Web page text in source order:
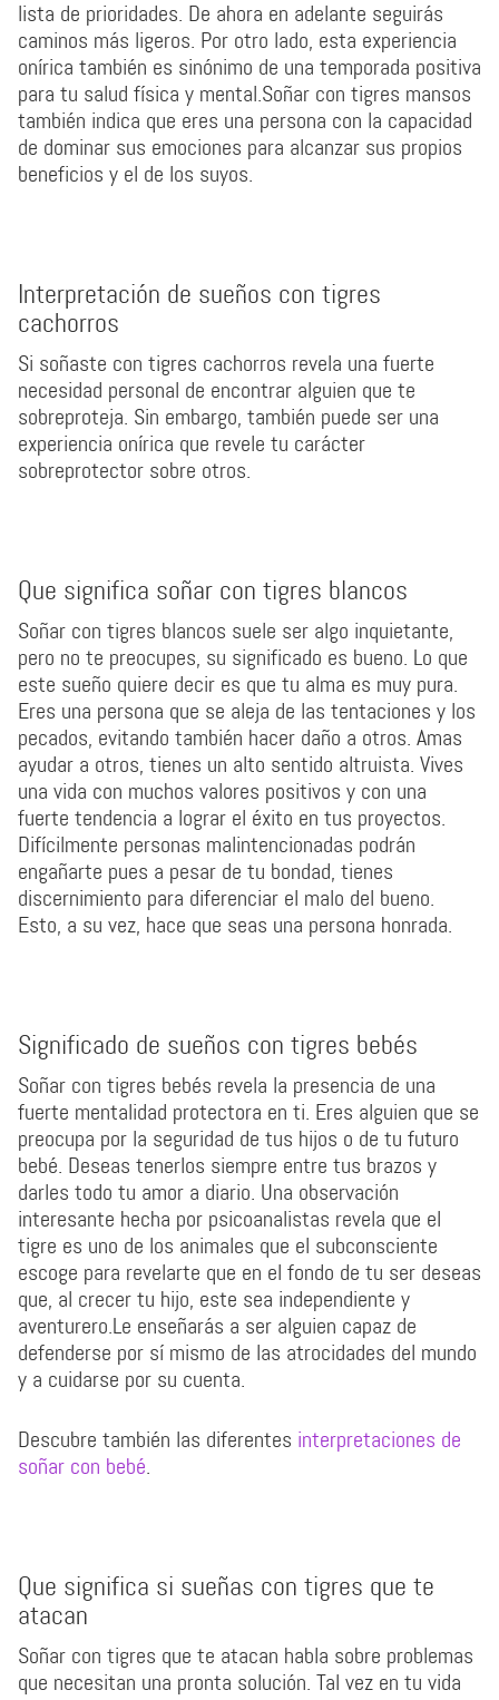
lista de prioridades. De ahora en adelante seguirás
caminos más ligeros. Por otro lado, esta experiencia
onírica también es sinónimo de una temporada positiva
para tu salud física y mental.Soñar con tigres mansos
también indica que eres una persona con la capacidad
de dominar sus emociones para alcanzar sus propios
beneficios y el de los suyos.
Interpretación de sueños con tigres
cachorros
Si soñaste con tigres cachorros revela una fuerte
necesidad personal de encontrar alguien que te
sobreproteja. Sin embargo, también puede ser una
experiencia onírica que revele tu carácter
sobreprotector sobre otros.
Que significa soñar con tigres blancos
Soñar con tigres blancos suele ser algo inquietante,
pero no te preocupes, su significado es bueno. Lo que
este sueño quiere decir es que tu alma es muy pura.
Eres una persona que se aleja de las tentaciones y los
pecados, evitando también hacer daño a otros. Amas
ayudar a otros, tienes un alto sentido altruista. Vives
una vida con muchos valores positivos y con una
fuerte tendencia a lograr el éxito en tus proyectos.
Difícilmente personas malintencionadas podrán
engañarte pues a pesar de tu bondad, tienes
discernimiento para diferenciar el malo del bueno.
Esto, a su vez, hace que seas una persona honrada.
Significado de sueños con tigres bebés
Soñar con tigres bebés revela la presencia de una
fuerte mentalidad protectora en ti. Eres alguien que se
preocupa por la seguridad de tus hijos o de tu futuro
bebé. Deseas tenerlos siempre entre tus brazos y
darles todo tu amor a diario. Una observación
interesante hecha por psicoanalistas revela que el
tigre es uno de los animales que el subconsciente
escoge para revelarte que en el fondo de tu ser deseas
que, al crecer tu hijo, este sea independiente y
aventurero.Le enseñarás a ser alguien capaz de
defenderse por sí mismo de las atrocidades del mundo
y a cuidarse por su cuenta.
Descubre también las diferentes interpretaciones de
soñar con bebé.
Que significa si sueñas con tigres que te
atacan
Soñar con tigres que te atacan habla sobre problemas
que necesitan una pronta solución. Tal vez en tu vida